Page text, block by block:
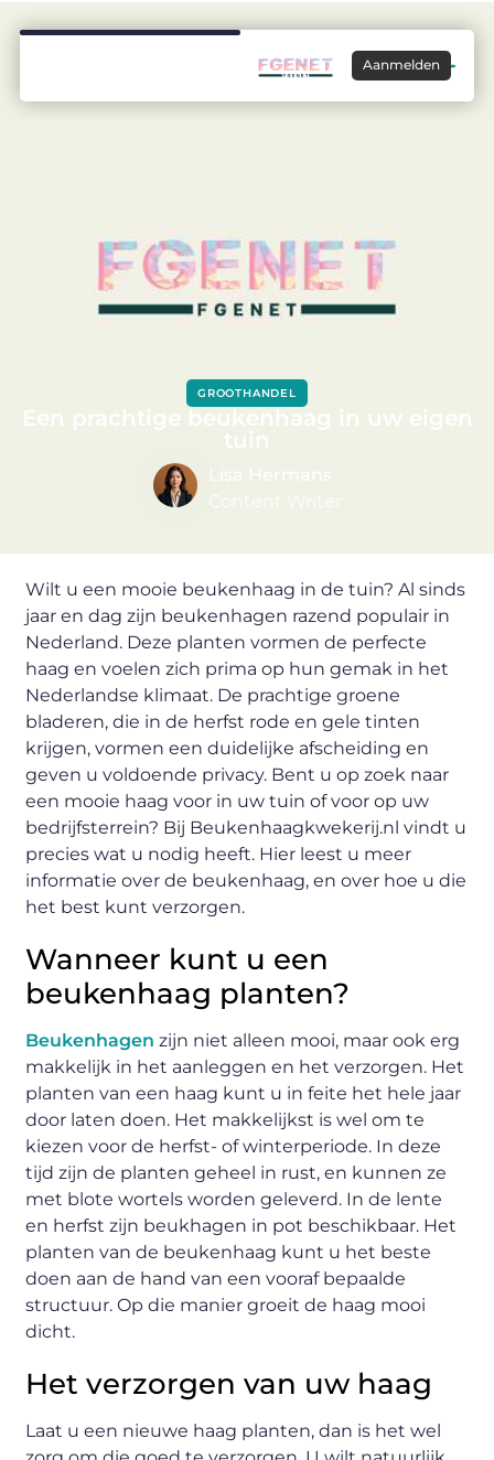
Aanmelden
GROOTHANDEL
Een prachtige beukenhaag in uw eigen
tuin
Lisa Hermans
Content Writer
Wilt u een mooie beukenhaag in de tuin? Al sinds
jaar en dag zijn beukenhagen razend populair in
Nederland. Deze planten vormen de perfecte
haag en voelen zich prima op hun gemak in het
Nederlandse klimaat. De prachtige groene
bladeren, die in de herfst rode en gele tinten
krijgen, vormen een duidelijke afscheiding en
geven u voldoende privacy. Bent u op zoek naar
een mooie haag voor in uw tuin of voor op uw
bedrijfsterrein? Bij Beukenhaagkwekerij.nl vindt u
precies wat u nodig heeft. Hier leest u meer
informatie over de beukenhaag, en over hoe u die
het best kunt verzorgen.
Wanneer kunt u een
beukenhaag planten?
Beukenhagen zijn niet alleen mooi, maar ook erg
makkelijk in het aanleggen en het verzorgen. Het
planten van een haag kunt u in feite het hele jaar
door laten doen. Het makkelijkst is wel om te
kiezen voor de herfst- of winterperiode. In deze
tijd zijn de planten geheel in rust, en kunnen ze
met blote wortels worden geleverd. In de lente
en herfst zijn beukhagen in pot beschikbaar. Het
planten van de beukenhaag kunt u het beste
doen aan de hand van een vooraf bepaalde
structuur. Op die manier groeit de haag mooi
dicht.
Het verzorgen van uw haag
Laat u een nieuwe haag planten, dan is het wel